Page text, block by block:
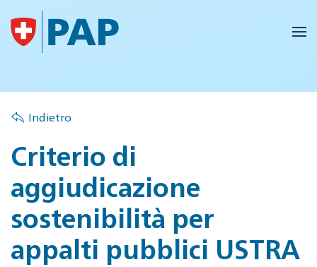
Skip to main content
Indietro
Criterio di
aggiudicazione
sostenibilità per
appalti pubblici USTRA